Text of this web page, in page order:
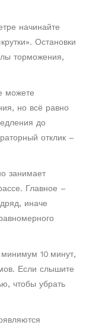
начинайте
Остановки
торможения,
можете
но всё равно
до
отклик –
занимает
Главное –
иначе
10 минут,
Если слышите
чтобы убрать